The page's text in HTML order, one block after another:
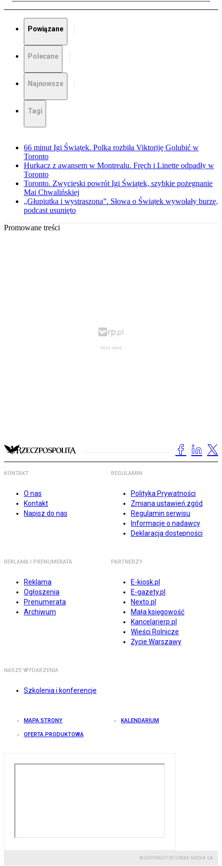
Powiązane
Polecane
Najnowsze
Tagi
66 minut Igi Świątek. Polka rozbiła Viktoriję Golubić w
Toronto
Hurkacz z awansem w Montrealu. Fręch i Linette odpadły w
Toronto
Toronto. Zwycięski powrót Igi Świątek, szybkie pożegnanie
Mai Chwalińskiej
„Głupiutka i wystraszona”. Słowa o Świątek wywołały burzę,
podcast usunięto
Promowane treści
KONTAKT
O nas
Kontakt
Napisz do nas
REGULAMIN
Polityka Prywatności
Zmiana ustawień zgód
Regulamin serwisu
Informacje o nadawcy
Deklaracja dostępności
REKLAMA I PRENUMERATA
Reklama
Ogłoszenia
Prenumerata
Archiwum
PARTNERZY
E-kiosk.pl
E-gazety.pl
Nexto.pl
Mała księgowość
Kancelarierp.pl
Wieści Rolnicze
Życie Warszawy
NASZE WYDARZENIA
Szkolenia i konferencje
MAPA STRONY KALENDARIUM
OFERTA PRODUKTOWA
© COPYRIGHT BY GREMI MEDIA SA